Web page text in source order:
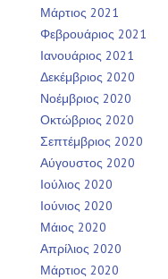
Μάρτιος 2021
Φεβρουάριος 2021
Ιανουάριος 2021
Δεκέμβριος 2020
Νοέμβριος 2020
Οκτώβριος 2020
Σεπτέμβριος 2020
Αύγουστος 2020
Ιούλιος 2020
Ιούνιος 2020
Μάιος 2020
Απρίλιος 2020
Μάρτιος 2020